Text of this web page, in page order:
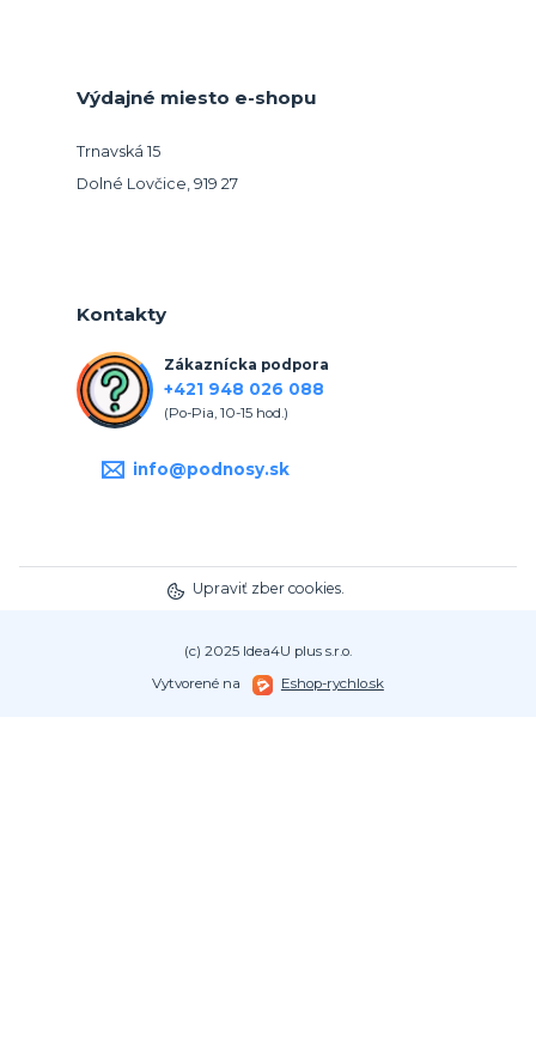
Výdajné miesto e-shopu
Trnavská 15
Dolné Lovčice, 919 27
Kontakty
Zákaznícka podpora
+421 948 026 088
(Po-Pia, 10-15 hod.)
info@podnosy.sk
Upraviť zber cookies.
(c) 2025 Idea4U plus s.r.o.
Vytvorené na
Eshop-rychlo.sk